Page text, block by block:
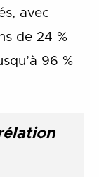
avec
de 24 %
96 %